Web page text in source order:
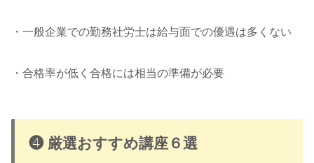
・一般企業での勤務社労士は給与面での優遇は多くない
・合格率が低く合格には相当の準備が必要
❹ 厳選おすすめ講座６選